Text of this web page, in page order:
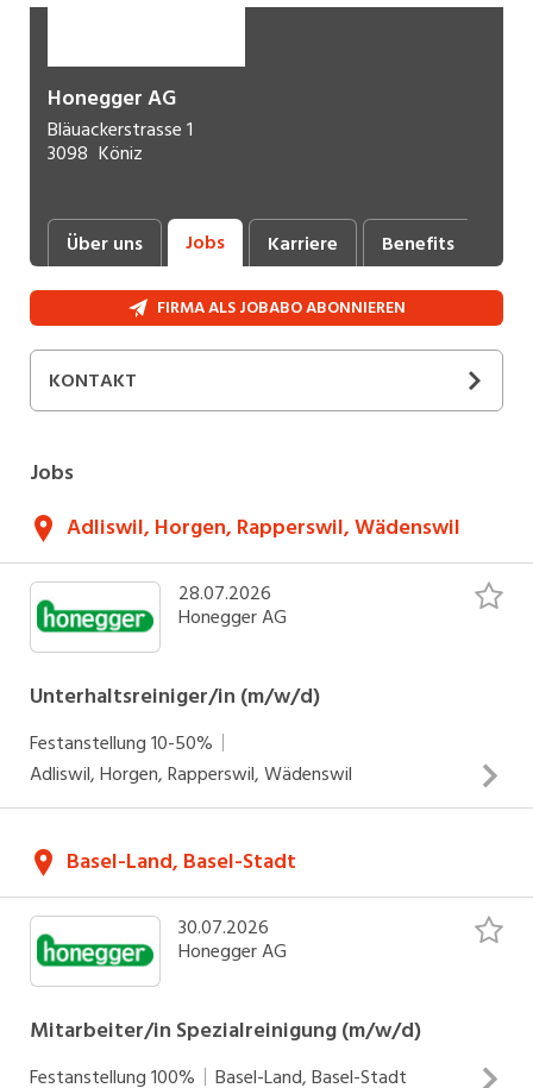
Honegger AG
Bläuackerstrasse 1
3098 Köniz
Über uns Jobs Karriere Benefits
FIRMA ALS JOBABO ABONNIEREN
KONTAKT
Jobs
Adliswil, Horgen, Rapperswil, Wädenswil
28.07.2026
Honegger AG
Unterhaltsreiniger/in (m/w/d)
Festanstellung10-50%
Adliswil, Horgen, Rapperswil, Wädenswil
abwechslungsreiche und gründliche Unterhaltsreinigung
von Böden, Büroräumlichkeiten und Toiletten
Zielgerichteter Einsatz deiner Kompetenzen & Fähigkeiten
Mitarbeit in einem aufgestellten Team Selbständiges
der Reinigung Flexibilität Gute mündliche
Deutschkenntnisse Einwandfreier Leumund Seit 1948 Wir
Basel-Land, Basel-Stadt
30.07.2026
Honegger AG
Mitarbeiter/in Spezialreinigung (m/w/d)
Festanstellung100% Basel-Land, Basel-Stadt